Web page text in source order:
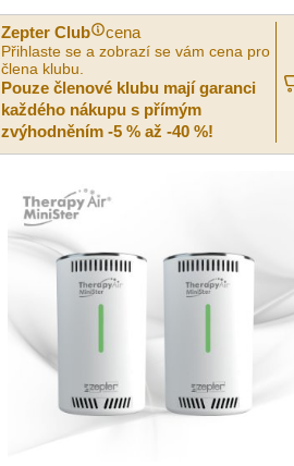
Zepter Club cena
Přihlaste se a zobrazí se vám cena pro
člena klubu.
Pouze členové klubu mají garanci
každého nákupu s přímým
zvýhodněním -5 % až -40 %!